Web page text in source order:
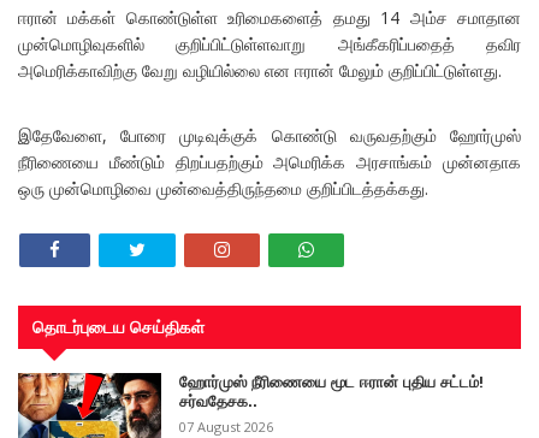
ஈரான் மக்கள் கொண்டுள்ள உரிமைகளைத் தமது 14 அம்ச சமாதான
முன்மொழிவுகளில் குறிப்பிட்டுள்ளவாறு அங்கீகரிப்பதைத் தவிர
அமெரிக்காவிற்கு வேறு வழியில்லை என ஈரான் மேலும் குறிப்பிட்டுள்ளது.
இதேவேளை, போரை முடிவுக்குக் கொண்டு வருவதற்கும் ஹோர்முஸ்
நீரிணையை மீண்டும் திறப்பதற்கும் அமெரிக்க அரசாங்கம் முன்னதாக
ஒரு முன்மொழிவை முன்வைத்திருந்தமை குறிப்பிடத்தக்கது.
தொடர்புடைய செய்திகள்
ஹோர்முஸ் நீரிணையை மூட ஈரான் புதிய சட்டம்!
சர்வதேசக..
07 August 2026